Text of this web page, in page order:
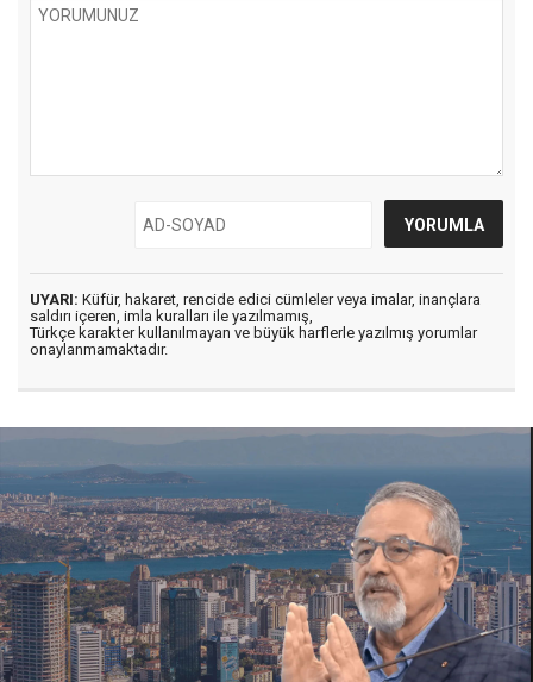
UYARI: Küfür, hakaret, rencide edici cümleler veya imalar, inançlara
saldırı içeren, imla kuralları ile yazılmamış,
Türkçe karakter kullanılmayan ve büyük harflerle yazılmış yorumlar
onaylanmamaktadır.